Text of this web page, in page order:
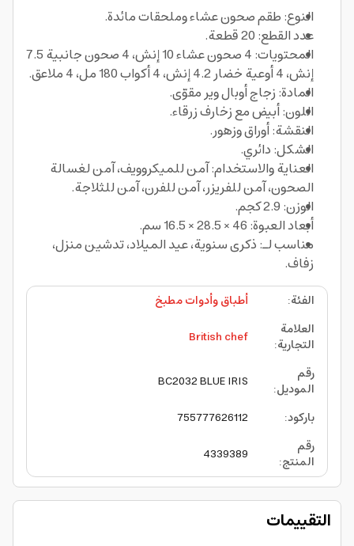
النوع: طقم صحون عشاء وملحقات مائدة.
عدد القطع: 20 قطعة.
المحتويات: 4 صحون عشاء 10 إنش، 4 صحون جانبية 7.5
إنش، 4 أوعية خضار 4.2 إنش، 4 أكواب 180 مل، 4 ملاعق.
المادة: زجاج أوبال وير مقوّى.
اللون: أبيض مع زخارف زرقاء.
النقشة: أوراق وزهور.
الشكل: دائري.
العناية والاستخدام: آمن للميكروويف، آمن لغسالة
الصحون، آمن للفريزر، آمن للفرن، آمن للثلاجة.
الوزن: 2.9 كجم.
أبعاد العبوة: 46 × 28.5 × 16.5 سم.
مناسب لـ: ذكرى سنوية، عيد الميلاد، تدشين منزل،
زفاف.
الفئة:
أطباق وأدوات مطبخ
العلامة
التجارية:
British chef
رقم
الموديل:
BC2032 BLUE IRIS
باركود:
755777626112
رقم
المنتج:
4339389
التقييمات